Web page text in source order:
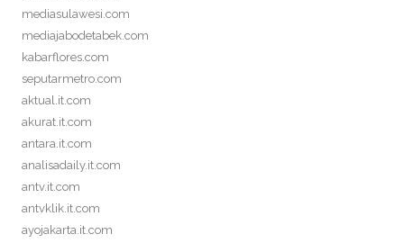
mediasulawesi.com
mediajabodetabek.com
kabarflores.com
seputarmetro.com
aktual.it.com
akurat.it.com
antara.it.com
analisadaily.it.com
antv.it.com
antvklik.it.com
ayojakarta.it.com